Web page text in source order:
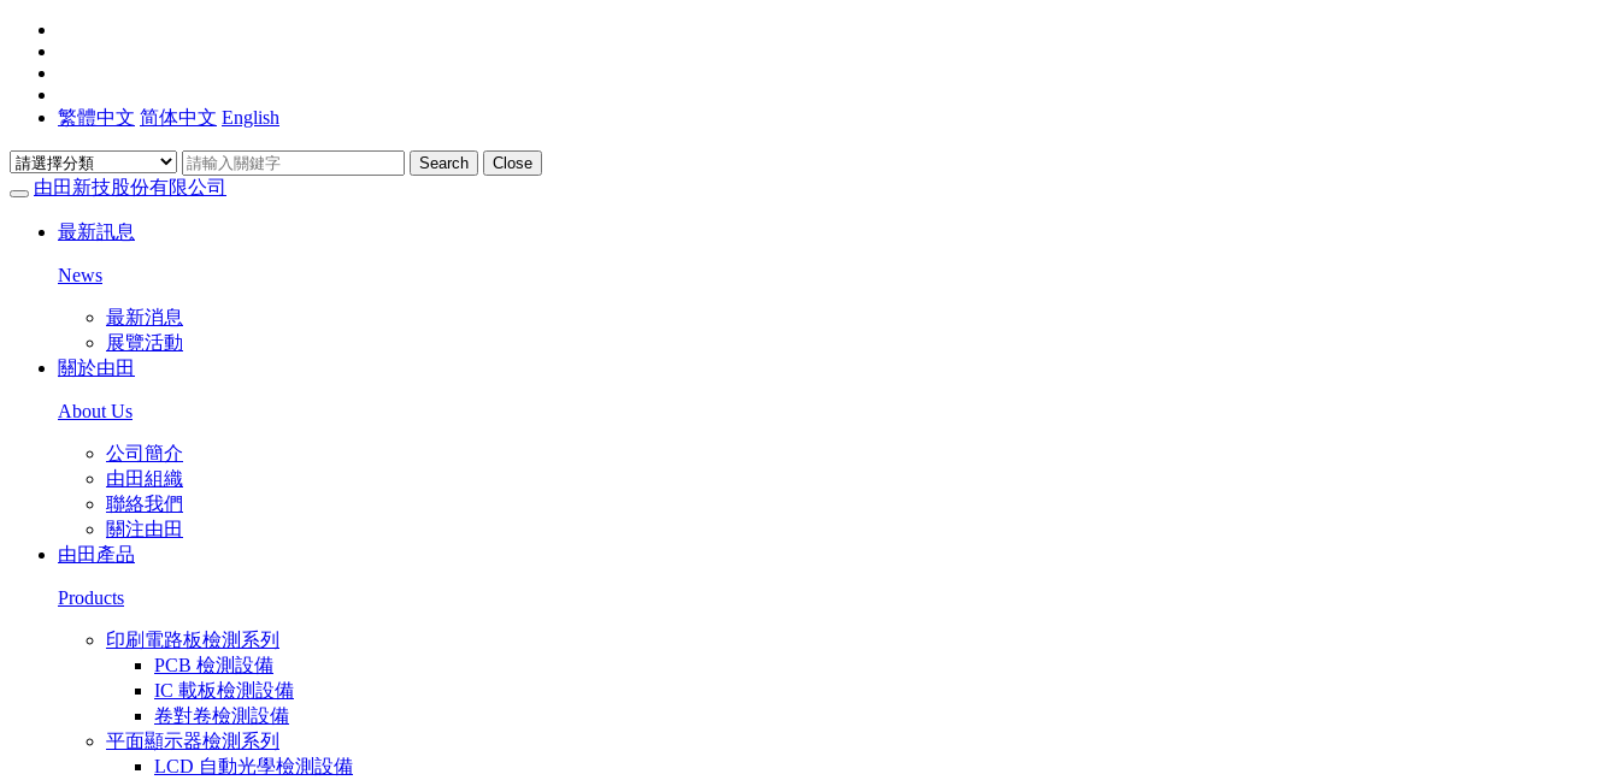
繁體中文 简体中文 English
Search Close
由田新技股份有限公司
最新訊息
News
最新消息
展覽活動
關於由田
About Us
公司簡介
由田組織
聯絡我們
關注由田
由田產品
Products
印刷電路板檢測系列
PCB 檢測設備
IC 載板檢測設備
卷對卷檢測設備
平面顯示器檢測系列
LCD 自動光學檢測設備